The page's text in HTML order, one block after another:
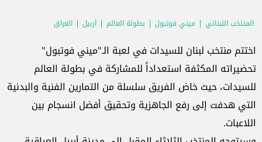
المنتخب اللبناني ميني فوتبول بطولة العالم أربيل العراق
اختتم منتخب لبنان للسيدات في لعبة الـ"ميني فوتبول"
تحضيراته المكثفة استعداداً للمشاركة في بطولة العالم
للسيدات، حيث خاض الفريق سلسلة من التمارين الفنية والبدنية
التي هدفت إلى رفع الجاهزية وتحقيق أفضل انسجام بين
اللاعبات.